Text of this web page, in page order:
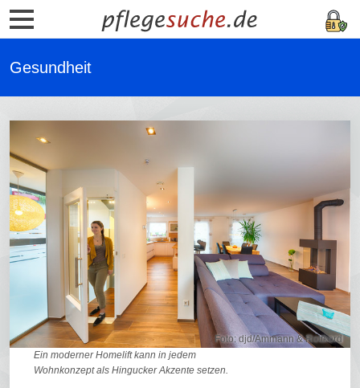
Gesundheit
Foto: djd/Ammann & Rottkord
Ein moderner Homelift kann in jedem
Wohnkonzept als Hingucker Akzente setzen.